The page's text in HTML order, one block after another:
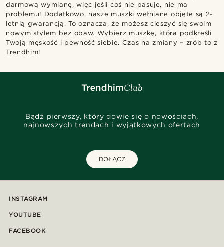
darmową wymianę, więc jeśli coś nie pasuje, nie ma
problemu! Dodatkowo, nasze muszki wełniane objęte są 2-
letnią gwarancją. To oznacza, że możesz cieszyć się swoim
nowym stylem bez obaw. Wybierz muszkę, która podkreśli
Twoją męskość i pewność siebie. Czas na zmiany – zrób to z
Trendhim!
Bądź pierwszy, który dowie się o nowościach,
najnowszych trendach i wyjątkowych ofertach
DOŁĄCZ
INSTAGRAM
YOUTUBE
FACEBOOK